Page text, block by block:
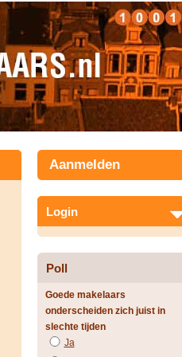
Aanmelden
Login
Poll
Goede makelaars
onderscheiden zich juist in
slechte tijden
Ja